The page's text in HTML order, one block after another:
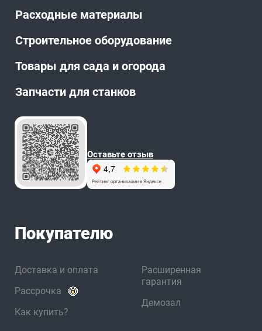
Расходные материалы
Строительное оборудование
Товары для сада и огорода
Запчасти для станков
Оставьте отзыв
Покупателю
Доставка и оплата
Рассрочка
Как купить?
Расширенная
гарантия
Демозал